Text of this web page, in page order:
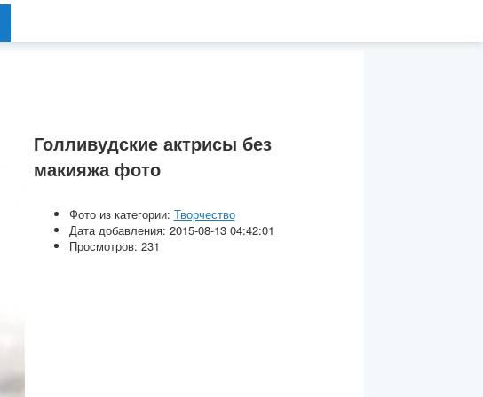
Голливудские актрисы без
макияжа фото
Фото из категории: Творчество
Дата добавления: 2015-08-13 04:42:01
Просмотров: 231